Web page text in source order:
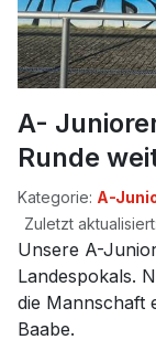
A-
Runde
Kategorie: A-
Zuletzt
Unsere A-
Landespokals.
die Mannschaft
Baabe.